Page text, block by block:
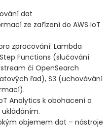
dat
ze zařízení do AWS IoT
zpracování: Lambda
Functions (slučování
či OpenSearch
řad), S3 (uchovávání
Analytics k obohacení a
objemem dat – nástroje